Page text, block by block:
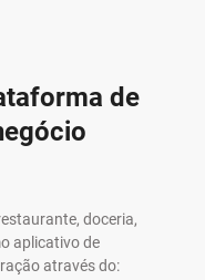
de
doceria,
aplicativo de
através do: